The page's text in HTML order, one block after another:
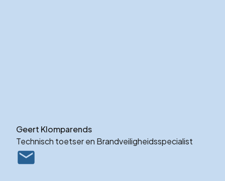
Geert Klomparends
Technisch toetser en Brandveiligheidsspecialist